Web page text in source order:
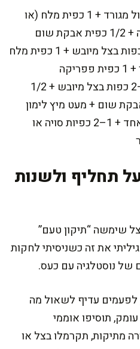
לקציצות/קבב: 1 בצל גדול מגורד + 1 כפית מלח (או
לתפוחי אדמה בתנור: 2 כפות בצל מיובש + 1 כפית מלח
למטבל שמנת/יוגורט: 1–2 כפות בצל מיובש + 1/2
למרק/רוטב: בצל מטוגן אחד + 1–2 כפיות סויה או
תחליף ולשנות
שימשה “תיקון טעם”
את זה כשניסיתי לחקות
של נוסטלגיה עם כעס.
עדיף לשאול מה
תוסיפו אוממי
מתיקות, תקרמלו בצל או